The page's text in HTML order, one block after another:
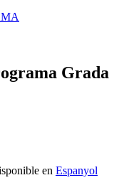
Grada
en Espanyol